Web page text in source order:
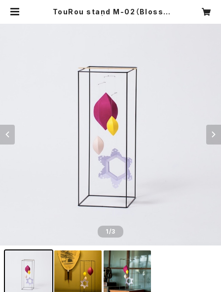
TouRou stand M-02（Blosso
1/3